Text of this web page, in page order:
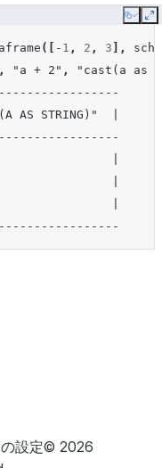
Copy
([ - 1 , 2 , 3 ],
, "a + 2" ,
"cast(a as
AS STRING)"  |
|
|
|
less
設定© 2026